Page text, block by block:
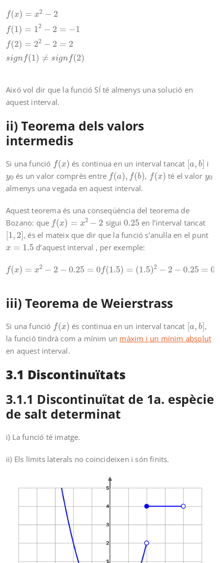
f(x) = x2 − 2
f(1) = 12 − 2 = −1
f(2) = 22 − 2 = 2
signf(1) ≠ signf(2)
f(x = 2 )=
Aixó vol dir que la funció SÍ té almenys una solució en
aquest interval.
ii) Teorema dels valors
intermedis
Si una funció f(x)
f(x) és continua en un interval tancat [a, b]
[a b] i
y0
y0 és un valor comprès entre f(a), f(b)
f(a),f b) , f(x)
f(x) té el valor y0
y0
almenys una vegada en aquest interval.
Aquest teorema és una conseqüència del teorema de
Bozano: que f(x) = x2 − 2
f(x = 2 sigui 0.25
0.25 en l’interval tancat
[1, 2]
[1 2], és el mateix que dir que la funció s’anul·la en el punt
x = 1.5
x=1.5 d’aquest interval , per exemple:
f(x) = x2 − 2 − 0.25 = 0f(1.5) = (1.5)2 − 2 − 0.25 = 0
f(x = 2 0.25 0 f(1.5 =( 1.5 2− 0.25=
iii) Teorema de Weierstrass
Si una funció f(x)
f(x) és continua en un interval tancat a, b]
[a b],
la funció tindrà com a mínim un màxim i un mínim absolut
en aquest interval.
3.1 Discontinuïtats
3.1.1 Discontinuïtat de 1a. espècie
de salt determinat
i) La funció té imatge.
ii) Els límits laterals no coincideixen i són finits.